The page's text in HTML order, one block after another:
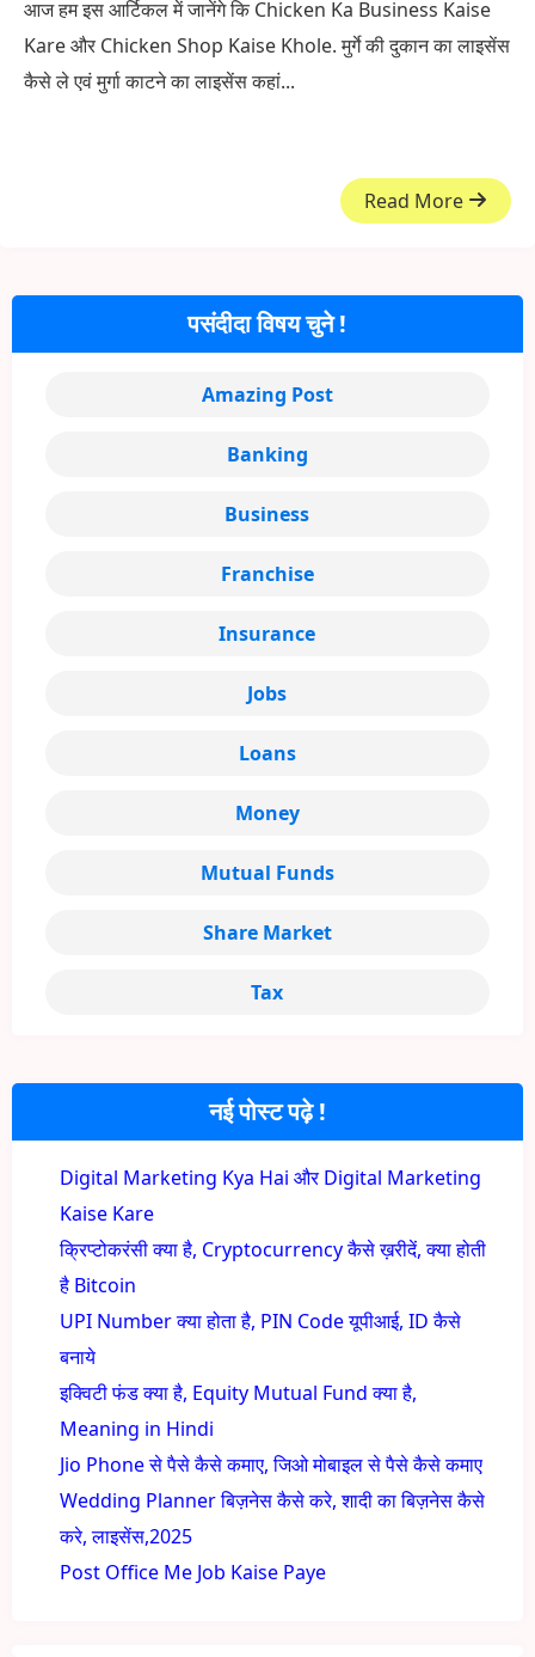
आज हम इस आर्टिकल में जानेंगे कि Chicken Ka Business Kaise
Kare और Chicken Shop Kaise Khole. मुर्गे की दुकान का लाइसेंस
कैसे ले एवं मुर्गा काटने का लाइसेंस कहां...
Read More
नई पोस्ट पढ़े !
Digital Marketing Kya Hai और Digital Marketing
Kaise Kare
क्रिप्टोकरंसी क्या है, Cryptocurrency कैसे ख़रीदें, क्या होती
है Bitcoin
UPI Number क्या होता है, PIN Code यूपीआई, ID कैसे
बनाये
इक्विटी फंड क्या है, Equity Mutual Fund क्या है,
Meaning in Hindi
Jio Phone से पैसे कैसे कमाए, जिओ मोबाइल से पैसे कैसे कमाए
Wedding Planner बिज़नेस कैसे करे, शादी का बिज़नेस कैसे
करे, लाइसेंस,2025
Post Office Me Job Kaise Paye
पसंदीदा विषय चुने !
Amazing Post
Banking
Business
Franchise
Insurance
Jobs
Loans
Money
Mutual Funds
Share Market
Tax